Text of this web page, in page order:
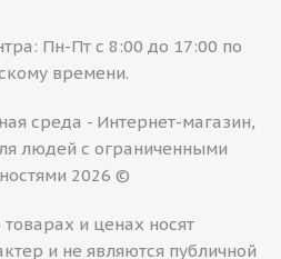
Пн-Пт с 8:00 до 17:00 по
времени.
среда - Интернет-магазин,
людей с ограниченными
2026 ©
и ценах носят
и не являются публичной